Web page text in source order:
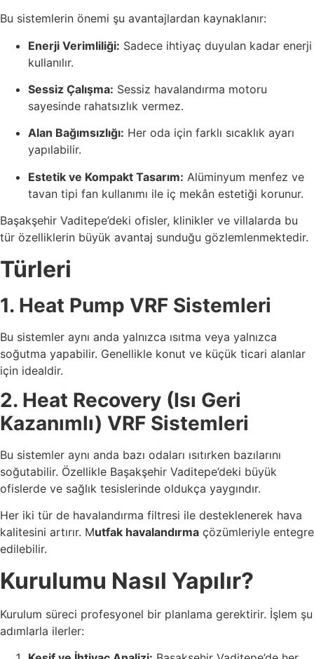
Bu sistemlerin önemi şu avantajlardan kaynaklanır:
Enerji Verimliliği: Sadece ihtiyaç duyulan kadar enerji
kullanılır.
Sessiz Çalışma: Sessiz havalandırma motoru
sayesinde rahatsızlık vermez.
Alan Bağımsızlığı: Her oda için farklı sıcaklık ayarı
yapılabilir.
Estetik ve Kompakt Tasarım: Alüminyum menfez ve
tavan tipi fan kullanımı ile iç mekân estetiği korunur.
Başakşehir Vaditepe’deki ofisler, klinikler ve villalarda bu
tür özelliklerin büyük avantaj sunduğu gözlemlenmektedir.
Türleri
1. Heat Pump VRF Sistemleri
Bu sistemler aynı anda yalnızca ısıtma veya yalnızca
soğutma yapabilir. Genellikle konut ve küçük ticari alanlar
için idealdir.
2. Heat Recovery (Isı Geri
Kazanımlı) VRF Sistemleri
Bu sistemler aynı anda bazı odaları ısıtırken bazılarını
soğutabilir. Özellikle Başakşehir Vaditepe’deki büyük
ofislerde ve sağlık tesislerinde oldukça yaygındır.
Her iki tür de havalandırma filtresi ile desteklenerek hava
kalitesini artırır. Mutfak havalandırma çözümleriyle entegre
edilebilir.
Kurulumu Nasıl Yapılır?
Kurulum süreci profesyonel bir planlama gerektirir. İşlem şu
adımlarla ilerler: